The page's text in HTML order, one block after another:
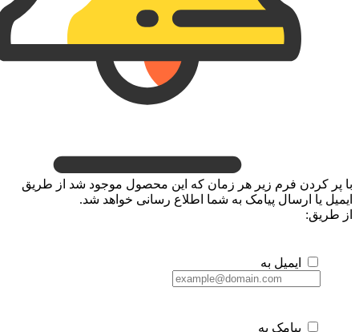
با پر کردن فرم زیر هر زمان که این محصول موجود شد از طریق
ایمیل یا ارسال پیامک به شما اطلاع رسانی خواهد شد.
از طریق:
ایمیل به
پیامک به